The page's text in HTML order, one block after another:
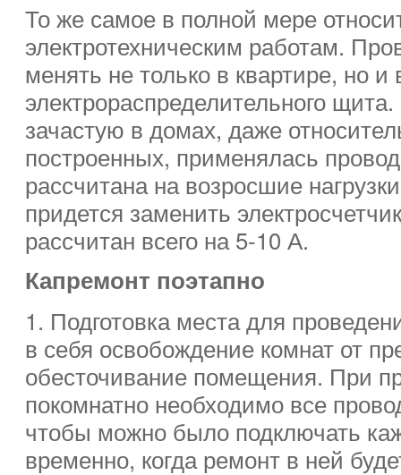
То же самое в полной мере
электротехническим работам.
менять не только в квартире, но
электрораспределительного
зачастую в домах, даже
построенных, применялась
рассчитана на возросшие
придется заменить
рассчитан всего на 5-10 А.
Капремонт поэтапно
1. Подготовка места для
в себя освобождение комнат от
обесточивание помещения. При
покомнатно необходимо все
чтобы можно было подключать
временно, когда ремонт в ней